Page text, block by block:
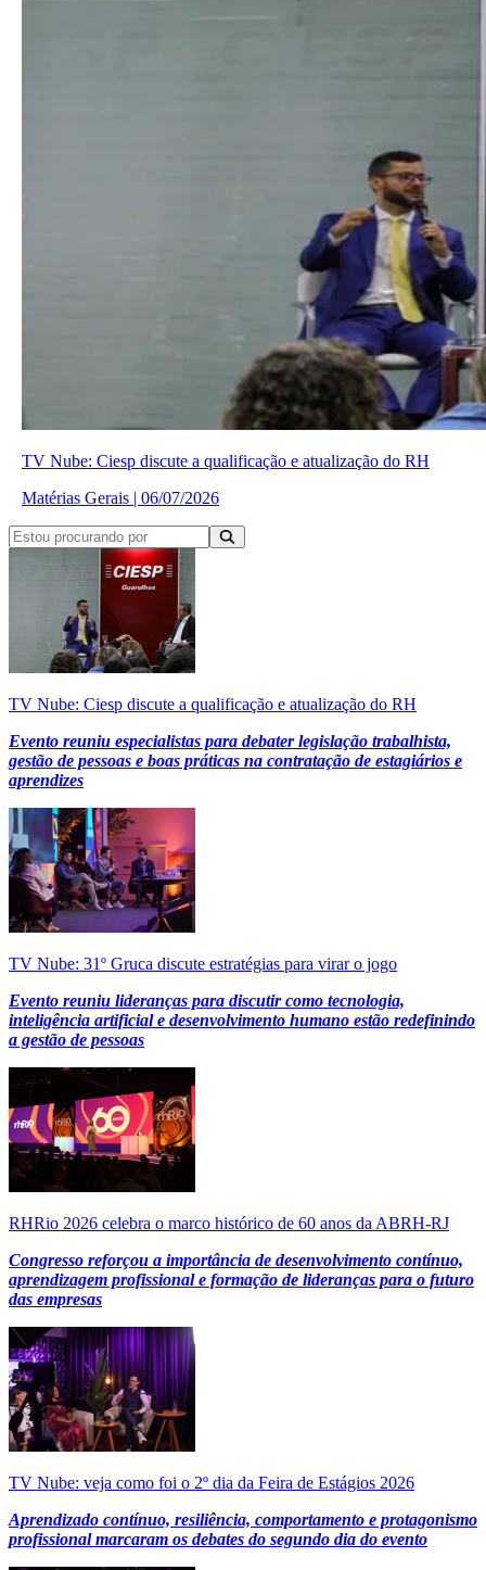
TV Nube: Ciesp discute a qualificação e atualização do RH
Matérias Gerais | 06/07/2026
TV Nube: Ciesp discute a qualificação e atualização do RH
Evento reuniu especialistas para debater legislação trabalhista,
gestão de pessoas e boas práticas na contratação de estagiários e
aprendizes
TV Nube: 31º Gruca discute estratégias para virar o jogo
Evento reuniu lideranças para discutir como tecnologia,
inteligência artificial e desenvolvimento humano estão redefinindo
a gestão de pessoas
RHRio 2026 celebra o marco histórico de 60 anos da ABRH-RJ
Congresso reforçou a importância de desenvolvimento contínuo,
aprendizagem profissional e formação de lideranças para o futuro
das empresas
TV Nube: veja como foi o 2º dia da Feira de Estágios 2026
Aprendizado contínuo, resiliência, comportamento e protagonismo
profissional marcaram os debates do segundo dia do evento